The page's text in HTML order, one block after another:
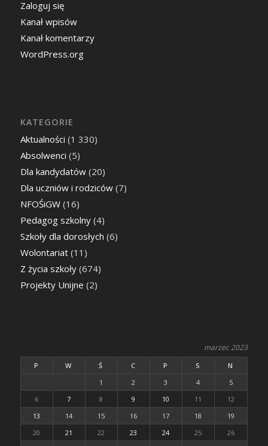
Zaloguj się
Kanał wpisów
Kanał komentarzy
WordPress.org
KATEGORIE
Aktualności (1 330)
Absolwenci (5)
Dla kandydatów(20)
Dla uczniów i rodziców(7)
NFOŚiGW(16)
Pedagog szkolny(4)
Szkoły dla dorosłych (6)
Wolontariat(11)
Z życia szkoły(674)
Projekty Unijne (2)
marzec 2023
P W Ś C P S
N
1
2 3 4
5
6
7 8 9 10 11
12
13
14 15 16 17 18
19
20
21 22 23 24 25
26